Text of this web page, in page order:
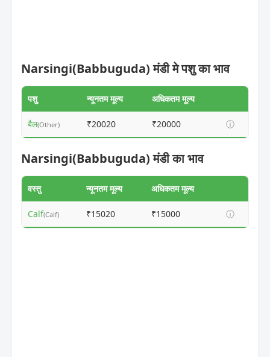
Narsingi(Babbuguda) मंडी मे पशु का भाव
पशु न्यूनतम मूल्य अधिकतम मूल्य
बैल(Other) ₹20020 ₹20000 ⓘ
Narsingi(Babbuguda) मंडी का भाव
वस्तु न्यूनतम मूल्य अधिकतम मूल्य
Calf(Calf) ₹15020 ₹15000 ⓘ